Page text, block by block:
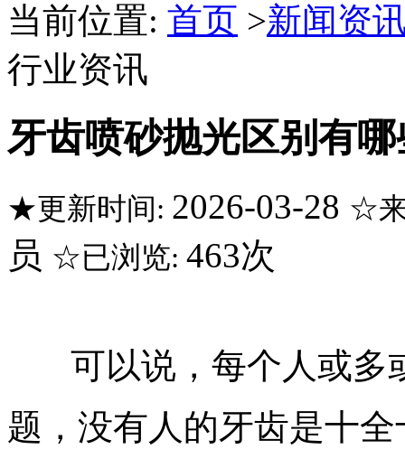
当前位置: 首页 >新闻资
行业资讯
牙齿喷砂抛光区别有哪
★更新时间: 2026-03-28 ☆
员 ☆已浏览: 463次
可以说，每个人或多
题，没有人的牙齿是十